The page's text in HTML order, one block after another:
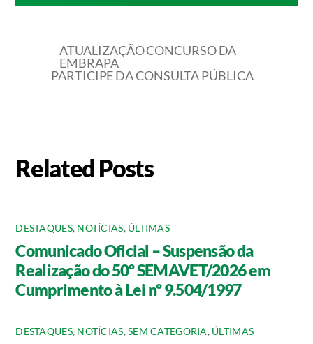
ATUALIZAÇÃO CONCURSO DA
EMBRAPA
PARTICIPE DA CONSULTA PÚBLICA
Related Posts
DESTAQUES, NOTÍCIAS, ÚLTIMAS
Comunicado Oficial – Suspensão da
Realização do 50º SEMAVET/2026 em
Cumprimento à Lei nº 9.504/1997
DESTAQUES, NOTÍCIAS,SEM CATEGORIA, ÚLTIMAS